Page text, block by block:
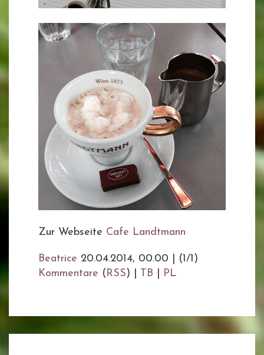
Zur Webseite Cafe Landtmann
Beatrice 20.04.2014, 00.00
(1/1)
Kommentare ( RSS) | TB PL